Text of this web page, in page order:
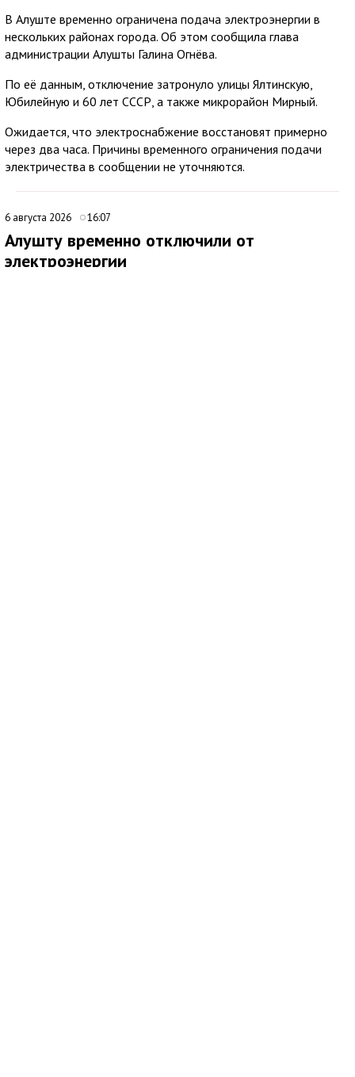
В Алуште временно ограничена подача электроэнергии в
нескольких районах города. Об этом сообщила глава
администрации Алушты Галина Огнёва.
По её данным, отключение затронуло улицы Ялтинскую,
Юбилейную и 60 лет СССР, а также микрорайон Мирный.
Ожидается, что электроснабжение восстановят примерно
через два часа. Причины временного ограничения подачи
электричества в сообщении не уточняются.
6 августа 2026 16:07
Алушту временно отключили от
электроэнергии